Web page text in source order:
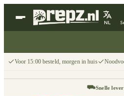
NL
Voor 15:00 besteld, morgen in huis
⛟Snelle